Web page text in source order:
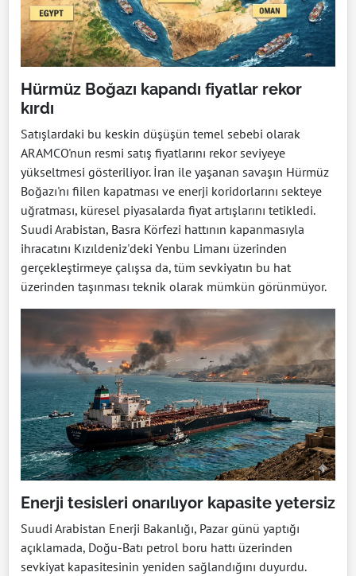
Hürmüz Boğazı kapandı fiyatlar rekor
kırdı
Satışlardaki bu keskin düşüşün temel sebebi olarak
ARAMCO'nun resmi satış fiyatlarını rekor seviyeye
yükseltmesi gösteriliyor. İran ile yaşanan savaşın Hürmüz
Boğazı'nı fiilen kapatması ve enerji koridorlarını sekteye
uğratması, küresel piyasalarda fiyat artışlarını tetikledi.
Suudi Arabistan, Basra Körfezi hattının kapanmasıyla
ihracatını Kızıldeniz'deki Yenbu Limanı üzerinden
gerçekleştirmeye çalışsa da, tüm sevkiyatın bu hat
üzerinden taşınması teknik olarak mümkün görünmüyor.
Enerji tesisleri onarılıyor kapasite yetersiz
Suudi Arabistan Enerji Bakanlığı, Pazar günü yaptığı
açıklamada, Doğu-Batı petrol boru hattı üzerinden
sevkiyat kapasitesinin yeniden sağlandığını duyurdu.